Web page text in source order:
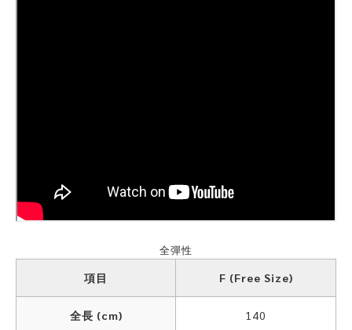
全彈性
項目 F (Free Size)
全長 (cm) 140